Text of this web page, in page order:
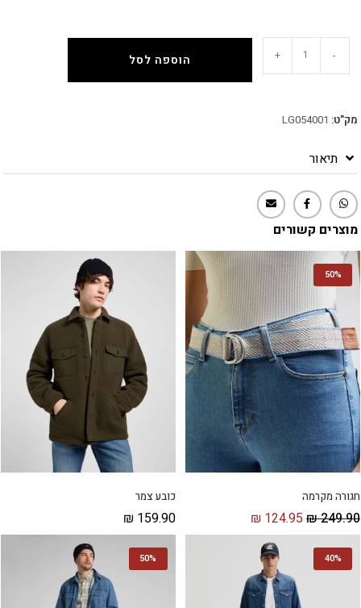
-
+ הוספה לסל
מק"ט: LG054001
תיאור
מוצרים קשורים
50%
חגורה מקרמה
₪249.90
₪ 124.95
כובע צמר
₪ 159.90
40%
50%